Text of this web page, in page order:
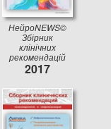
НейроNEWS©
Збірник
клінічних
рекомендацій
2017